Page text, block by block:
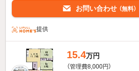
お問い合わせ （無料）
提供
15.4万円
（管理費8,000円）